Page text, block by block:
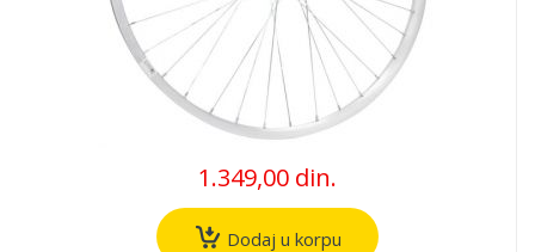
1.349,00 din.
Dodaj u korpu